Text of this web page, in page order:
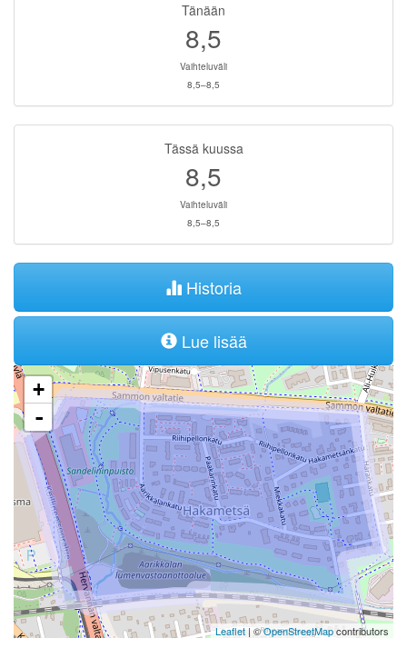
Tänään
8,5
Vaihteluväli
8,5–8,5
Tässä kuussa
8,5
Vaihteluväli
8,5–8,5
Historia
Lue lisää
+
-
Leaflet| ©OpenStreetMapcontributors